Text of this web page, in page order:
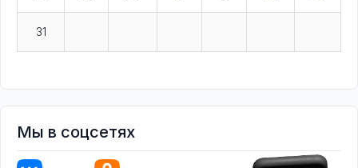
31
Мы в соцсетях